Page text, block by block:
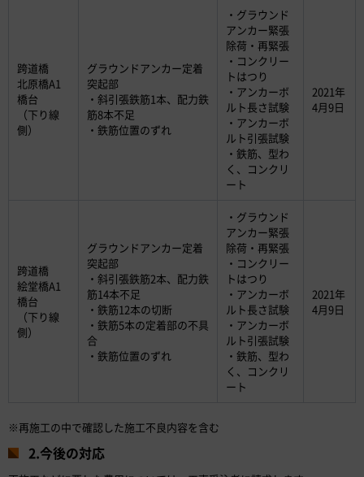
跨道橋
北原橋A1
橋台
（下り線
側）
グラウンドアンカー定着
突起部
・斜引張鉄筋1本、配力鉄
筋8本不足
・鉄筋位置のずれ
・グラウンド
アンカー緊張
除荷・再緊張
・コンクリー
トはつり
・アンカーボ
ルト長さ試験
・アンカーボ
ルト引張試験
・鉄筋、型わ
く、コンクリ
ート
2021年
4月9日
跨道橋
絵堂橋A1
橋台
（下り線
側）
グラウンドアンカー定着
突起部
・斜引張鉄筋2本、配力鉄
筋14本不足
・鉄筋12本の切断
・鉄筋5本の定着部の不具
合
・鉄筋位置のずれ
・グラウンド
アンカー緊張
除荷・再緊張
・コンクリー
トはつり
・アンカーボ
ルト長さ試験
・アンカーボ
ルト引張試験
・鉄筋、型わ
く、コンクリ
ート
2021年
4月9日
※再施工の中で確認した施工不良内容を含む
2.今後の対応